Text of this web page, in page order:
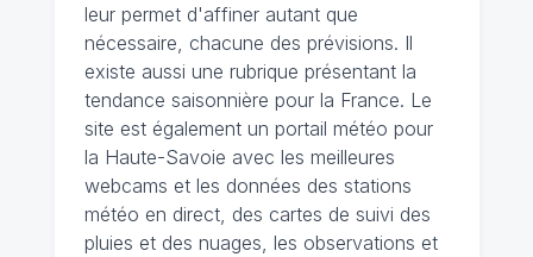
leur permet d'affiner autant que
nécessaire, chacune des prévisions. Il
existe aussi une rubrique présentant la
tendance saisonnière pour la France. Le
site est également un portail météo pour
la Haute-Savoie avec les meilleures
webcams et les données des stations
météo en direct, des cartes de suivi des
pluies et des nuages, les observations et